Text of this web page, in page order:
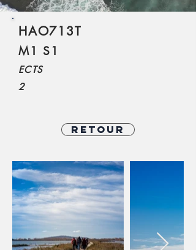
HAO713T
M1 S1
ECTS
2
Retour